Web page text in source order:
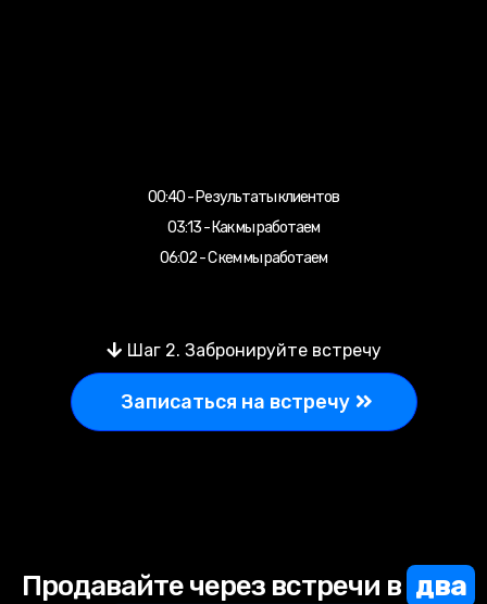
00:40 - Результаты клиентов
03:13 - Как мы работаем
06:02 - С кем мы работаем
Шаг 2. Забронируйте встречу
Записаться на встречу
Продавайте через встречи в два